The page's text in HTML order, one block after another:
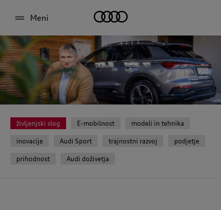
Meni
življenjski slog E-mobilnost modeli in tehnika
inovacije Audi Sport trajnostni razvoj podjetje
prihodnost Audi doživetja